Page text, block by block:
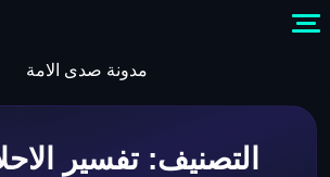
content
مدونة صدى الامة
التصنيف:تفسير